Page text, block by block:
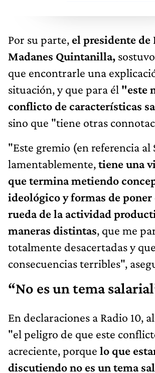
Por su parte, el presidente de
Madanes Quintanilla,
que encontrarle una
situación, y que para él "este
conflicto de características
sino que "tiene otras
"Este gremio (en referencia al
lamentablemente,tiene una
que termina metiendo
ideológico y formas de poner
rueda de la actividad
maneras distintas, que me
totalmente desacertadas y
consecuencias terribles",
“No es un tema
En declaraciones a Radio 10,
"el peligro de que este
acreciente, porque lo que
discutiendo no es un tema